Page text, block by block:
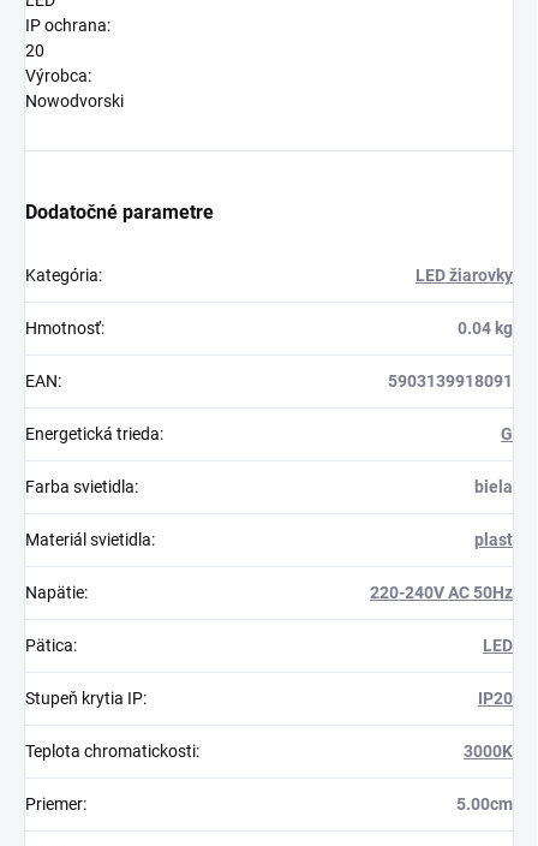
IP ochrana:
20
Výrobca:
Nowodvorski
Dodatočné parametre
Kategória: LED žiarovky
Hmotnosť: 0.04 kg
EAN: 5903139918091
Energetická trieda: G
Farba svietidla: biela
Materiál svietidla: plast
Napätie: 220-240V AC 50Hz
Pätica: LED
Stupeň krytia IP: IP20
Teplota chromatickosti: 3000K
Priemer: 5.00cm